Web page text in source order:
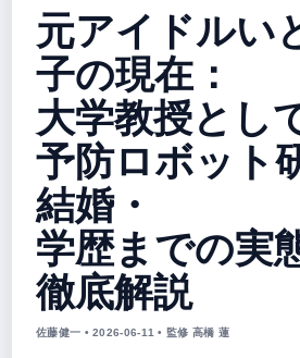
元アイドルい
子の現在：
大学教授とし
予防ロボット
結婚・
学歴までの実
徹底解説
佐藤健一 • 2026-06-11 • 監修 高橋 蓮